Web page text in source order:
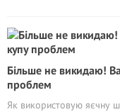
Більше не викидаю!
проблем
Як використовую яєчну